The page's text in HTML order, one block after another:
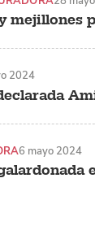
mejillones
2024
6 mayo 2024